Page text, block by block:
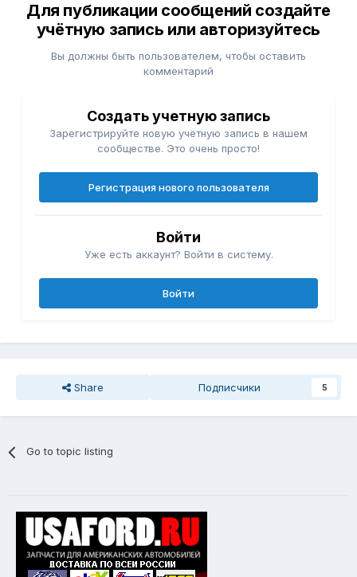
Для публикации сообщений создайте
учётную запись или авторизуйтесь
Вы должны быть пользователем, чтобы оставить
комментарий
Создать учетную запись
Зарегистрируйте новую учётную запись в нашем
сообществе. Это очень просто!
Регистрация нового пользователя
Войти
Уже есть аккаунт? Войти в систему.
Войти
Share Подписчики 5
Go to topic listing